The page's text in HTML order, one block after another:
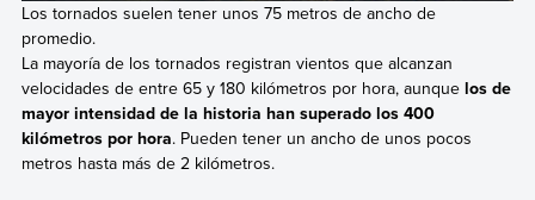
Los tornados suelen tener unos 75 metros de ancho de
promedio.
La mayoría de los tornados registran vientos que alcanzan
velocidades de entre 65 y 180 kilómetros por hora, aunquelos de
mayor intensidad de la historia han superado los 400
kilómetros por hora. Pueden tener un ancho de unos pocos
metros hasta más de 2 kilómetros.